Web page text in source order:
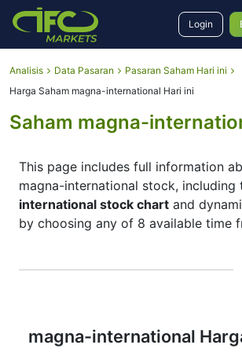
Login
Analisis Data Pasaran
Pasaran Saham Hari ini
Harga Saham magna-international Hari ini
Saham magna-
This page includes full information
magna-international stock, including
international stock chart and
by choosing any of 8 available time
By moving the start and end of the
type of display of the magna-
price– Candles or Lines chart –
magna-international